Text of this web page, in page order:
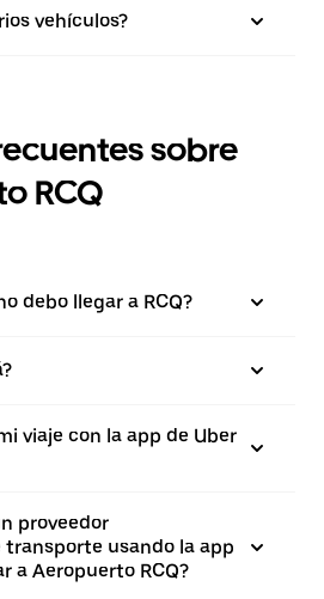
vehículos?
sobre
RCQ
debo llegar a RCQ?
viaje con la app de Uber
proveedor
usando la app
a Aeropuerto RCQ?